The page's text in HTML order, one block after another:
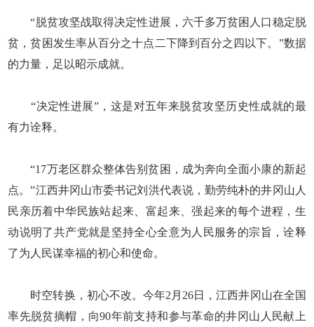
“脱贫攻坚战取得决定性进展，六千多万贫困人口稳定脱
贫，贫困发生率从百分之十点二下降到百分之四以下。”数据
的力量，足以昭示成就。
“决定性进展”，这是对五年来脱贫攻坚历史性成就的最
有力诠释。
“17万老区群众整体告别贫困，成为奔向全面小康的新起
点。”江西井冈山市委书记刘洪代表说，勤劳纯朴的井冈山人
民亲历着中华民族站起来、富起来、强起来的每个进程，生
动说明了共产党就是坚持全心全意为人民服务的宗旨，诠释
了为人民谋幸福的初心和使命。
时空转换，初心不改。今年2月26日，江西井冈山在全国
率先脱贫摘帽，向90年前支持和参与革命的井冈山人民献上